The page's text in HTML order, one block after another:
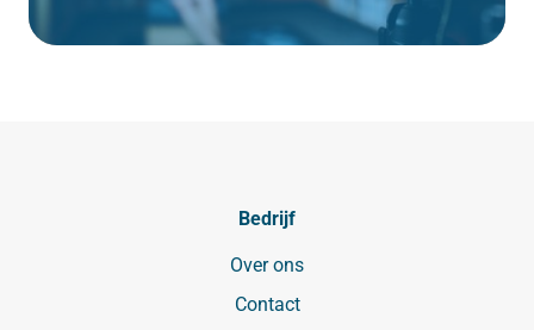
Bedrijf
Over ons
Contact